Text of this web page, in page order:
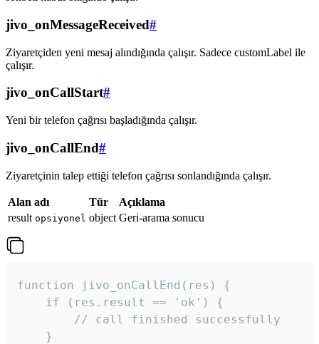
jivo_onMessageReceived#
Ziyaretçiden yeni mesaj alındığında çalışır. Sadece customLabel ile
çalışır.
jivo_onCallStart#
Yeni bir telefon çağrısı başladığında çalışır.
jivo_onCallEnd#
Ziyaretçinin talep ettiği telefon çağrısı sonlandığında çalışır.
Alan adı Tür
Açıklama
result opsiyonel object Geri-arama sonucu
function jivo_onCallEnd(res) {
    if (res.result == 'ok') {
        // call finished successfully
    }